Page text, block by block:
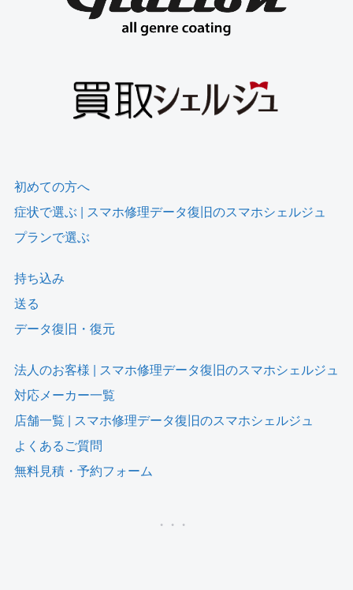
初めての方へ
症状で選ぶ | スマホ修理データ復旧のスマホシェルジュ
プランで選ぶ
持ち込み
送る
データ復旧・復元
法人のお客様 | スマホ修理データ復旧のスマホシェルジュ
対応メーカー一覧
店舗一覧 | スマホ修理データ復旧のスマホシェルジュ
よくあるご質問
無料見積・予約フォーム